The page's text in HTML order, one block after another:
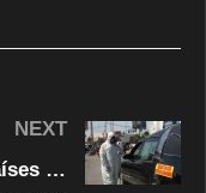
NEXT
De América, México es de los países con menos fallecidos por Covid-19: AMLO